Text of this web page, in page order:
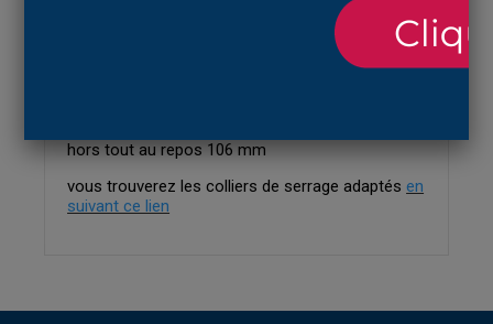
résistant aux
huiles et aux graisses et aux températures entre
-30° et +100°c avec 2 ouvertures de 24mm pour
protéger des pièces de la poussière et des
hors tout au repos 106 mm
vous trouverez les colliers de serrage adaptésen
suivant ce lien